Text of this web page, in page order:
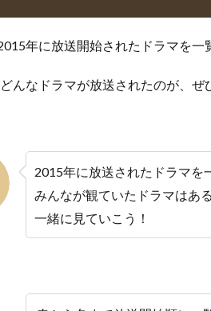
年に放送開始されたドラマを一
んなドラマが放送されたのが、ぜ
2015年に放送されたドラマを
みんなが観ていたドラマはあ
一緒に見ていこう！